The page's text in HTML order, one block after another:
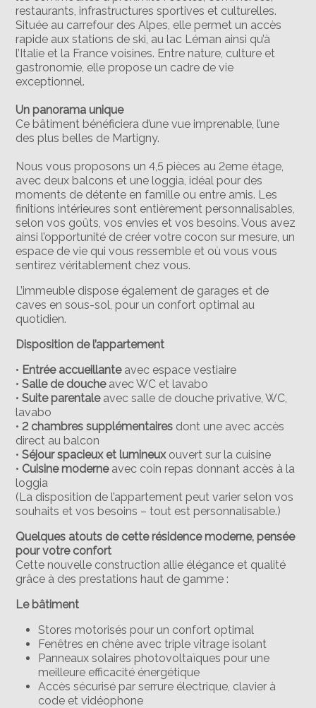
restaurants, infrastructures sportives et culturelles.
Située au carrefour des Alpes, elle permet un accès
rapide aux stations de ski, au lac Léman ainsi qu’à
l’Italie et la France voisines. Entre nature, culture et
gastronomie, elle propose un cadre de vie
exceptionnel.
Un panorama unique
Ce bâtiment bénéficiera d’une vue imprenable, l’une
des plus belles de Martigny.
Nous vous proposons un 4,5 pièces au 2eme étage,
avec deux balcons et une loggia, idéal pour des
moments de détente en famille ou entre amis. Les
finitions intérieures sont entièrement personnalisables,
selon vos goûts, vos envies et vos besoins. Vous avez
ainsi l’opportunité de créer votre cocon sur mesure, un
espace de vie qui vous ressemble et où vous vous
sentirez véritablement chez vous.
L’immeuble dispose également de garages et de
caves en sous-sol, pour un confort optimal au
quotidien.
Disposition de l’appartement
• Entrée accueillante avec espace vestiaire
•Salle de douche avec WC et lavabo
•Suite parentale avec salle de douche privative, WC,
lavabo
•2 chambres supplémentaires dont une avec accès
direct au balcon
•Séjour spacieux et lumineux ouvert sur la cuisine
• Cuisine moderne avec coin repas donnant accès à la
loggia
(La disposition de l’appartement peut varier selon vos
souhaits et vos besoins – tout est personnalisable.)
Quelques atouts de cette résidence moderne, pensée
pour votre confort
Cette nouvelle construction allie élégance et qualité
grâce à des prestations haut de gamme :
Le bâtiment
Stores motorisés pour un confort optimal
Fenêtres en chêne avec triple vitrage isolant
Panneaux solaires photovoltaïques pour une
meilleure efficacité énergétique
Accès sécurisé par serrure électrique, clavier à
code et vidéophone